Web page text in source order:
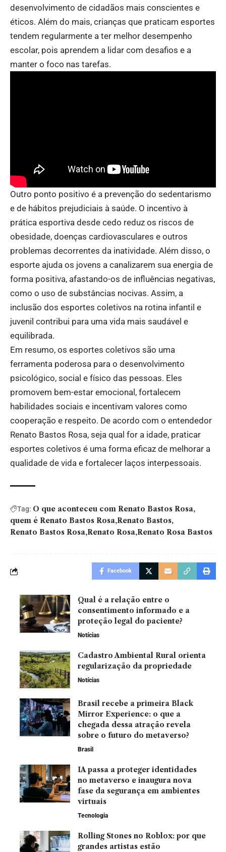
desenvolvimento de cidadãos mais conscientes e
éticos. Além do mais, crianças que praticam esportes
tendem regularmente a ter melhor desempenho
escolar, pois aprendem a lidar com desafios e a
manter o foco nas tarefas.
Outro ponto positivo é a prevenção do sedentarismo
e de hábitos prejudiciais à saúde. O incentivo à
prática esportiva desde cedo reduz os riscos de
obesidade, doenças cardiovasculares e outros
problemas decorrentes da inatividade. Além disso, o
esporte ajuda os jovens a canalizarem sua energia de
forma positiva, afastando-os de influências negativas,
como o uso de substâncias nocivas. Assim, a
inclusão dos esportes coletivos na rotina infantil e
juvenil contribui para uma vida mais saudável e
equilibrada.
Em resumo, os esportes coletivos são uma
ferramenta poderosa para o desenvolvimento
psicológico, social e físico das pessoas. Eles
promovem bem-estar emocional, fortalecem
habilidades sociais e incentivam valores como
cooperação e respeito. De acordo com o entendedor
Renato Bastos Rosa, seja qual for a idade, praticar
esportes coletivos é uma forma eficaz de melhorar a
qualidade de vida e fortalecer laços interpessoais.
Tag: O que aconteceu com Renato Bastos Rosa
quem é Renato Bastos Rosa Renato Bastos
Renato Bastos Rosa Renato Rosa Renato Rosa Bastos
Facebook
Qual é a relação entre o
consentimento informado e a
proteção legal do paciente?
Notícias
Cadastro Ambiental Rural orienta
regularização da propriedade
Notícias
Brasil recebe a primeira Black
Mirror Experience: o que a
chegada dessa atração revela
sobre o futuro do metaverso?
Brasil
IA passa a proteger identidades
no metaverso e inaugura nova
fase da segurança em ambientes
virtuais
Tecnologia
Rolling Stones no Roblox: por que
grandes artistas estão